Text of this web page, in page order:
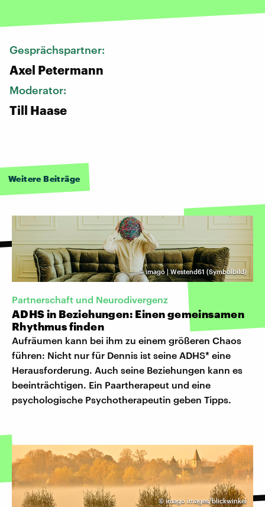
Gesprächspartner:
Axel Petermann
Moderator:
Till Haase
Weitere Beiträge
©imago | Westend61 (Symbolbild)
Partnerschaft und Neurodivergenz
ADHS in Beziehungen: Einen gemeinsamen
Rhythmus finden
Aufräumen kann bei ihm zu einem größeren Chaos
führen: Nicht nur für Dennis ist seine ADHS* eine
Herausforderung. Auch seine Beziehungen kann es
beeinträchtigen. Ein Paartherapeut und eine
psychologische Psychotherapeutin geben Tipps.
©imago images/blickwinkel